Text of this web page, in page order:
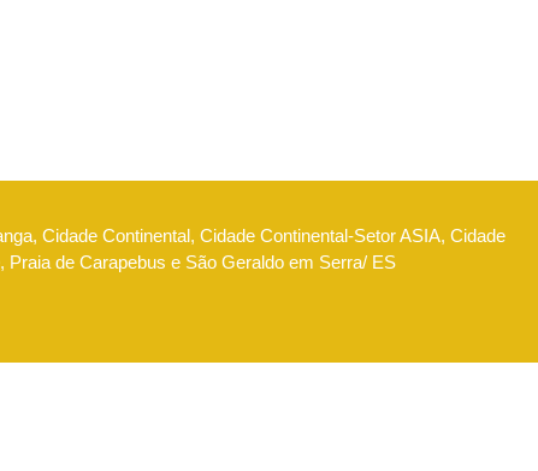
Cidade Continental, Cidade Continental-Setor ASIA, Cidade
de Carapebus e São Geraldo em Serra/ ES